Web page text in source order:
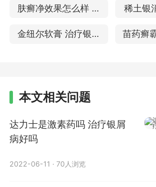
肤癣净效果怎么样 治
疗头皮银屑病吗
稀土银
治疗
金纽尔软膏 治疗银屑
苗药癣
本文相关问题
达力士是激素药吗 治疗银屑
病好吗
2022-06-11 · 70人浏览